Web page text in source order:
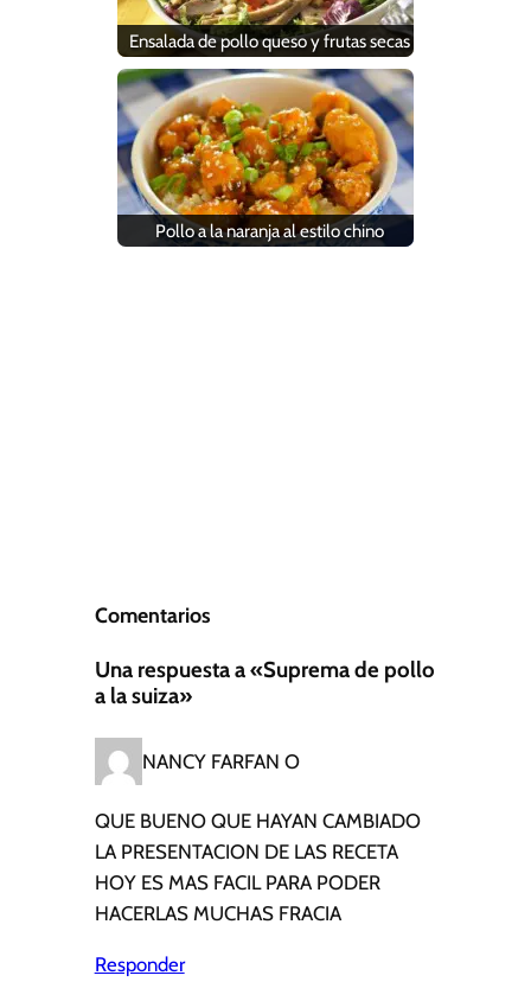
Ensalada de pollo queso y frutas secas
Pollo a la naranja al estilo chino
Comentarios
Una respuesta a «Suprema de pollo
a la suiza»
NANCY FARFAN O
QUE BUENO QUE HAYAN CAMBIADO
LA PRESENTACION DE LAS RECETA
HOY ES MAS FACIL PARA PODER
HACERLAS MUCHAS FRACIA
Responder